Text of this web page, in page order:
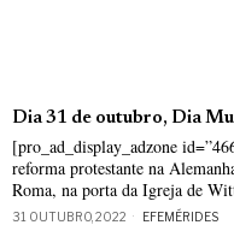
Dia 31 de outubro, Dia
[pro_ad_display_adzone
reforma protestante na
Roma, na porta da Igreja de
31 OUTUBRO, 2022 EFEMÉRIDES